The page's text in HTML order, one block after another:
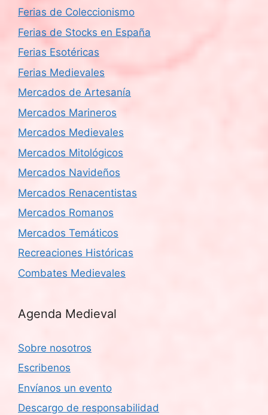
Ferias de Coleccionismo
Ferias de Stocks en España
Ferias Esotéricas
Ferias Medievales
Mercados de Artesanía
Mercados Marineros
Mercados Medievales
Mercados Mitológicos
Mercados Navideños
Mercados Renacentistas
Mercados Romanos
Mercados Temáticos
Recreaciones Históricas
Combates Medievales
Agenda Medieval
Sobre nosotros
Escribenos
Envíanos un evento
Descargo de responsabilidad